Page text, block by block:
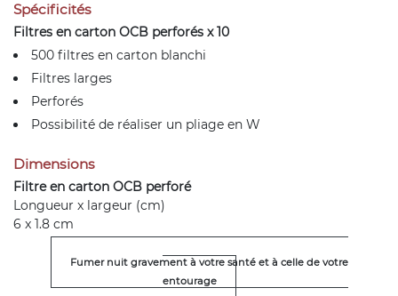
Spécificités
Filtres en carton OCB perforés x 10
500 filtres en carton blanchi
Filtres larges
Perforés
Possibilité de réaliser un pliage en W
Dimensions
Filtre en carton OCB perforé
Longueur x largeur (cm)
6 x 1.8 cm
Fumer nuit gravement à votre santé et à celle de votre
entourage